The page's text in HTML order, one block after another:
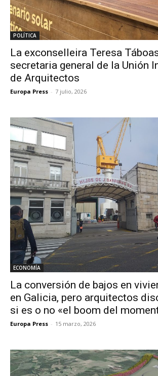
POLÍTICA
La exconselleira Teresa
secretaria general de la Unión
de Arquitectos
Europa Press - 7 julio, 2026
ECONOMÍA
La conversión de bajos en
en Galicia, pero arquitectos
si es o no «el boom del
Europa Press - 15 marzo, 2026